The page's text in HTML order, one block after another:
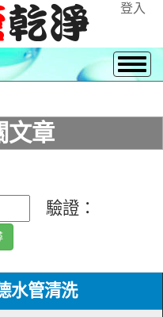
登入
文章
驗證：
水管清洗